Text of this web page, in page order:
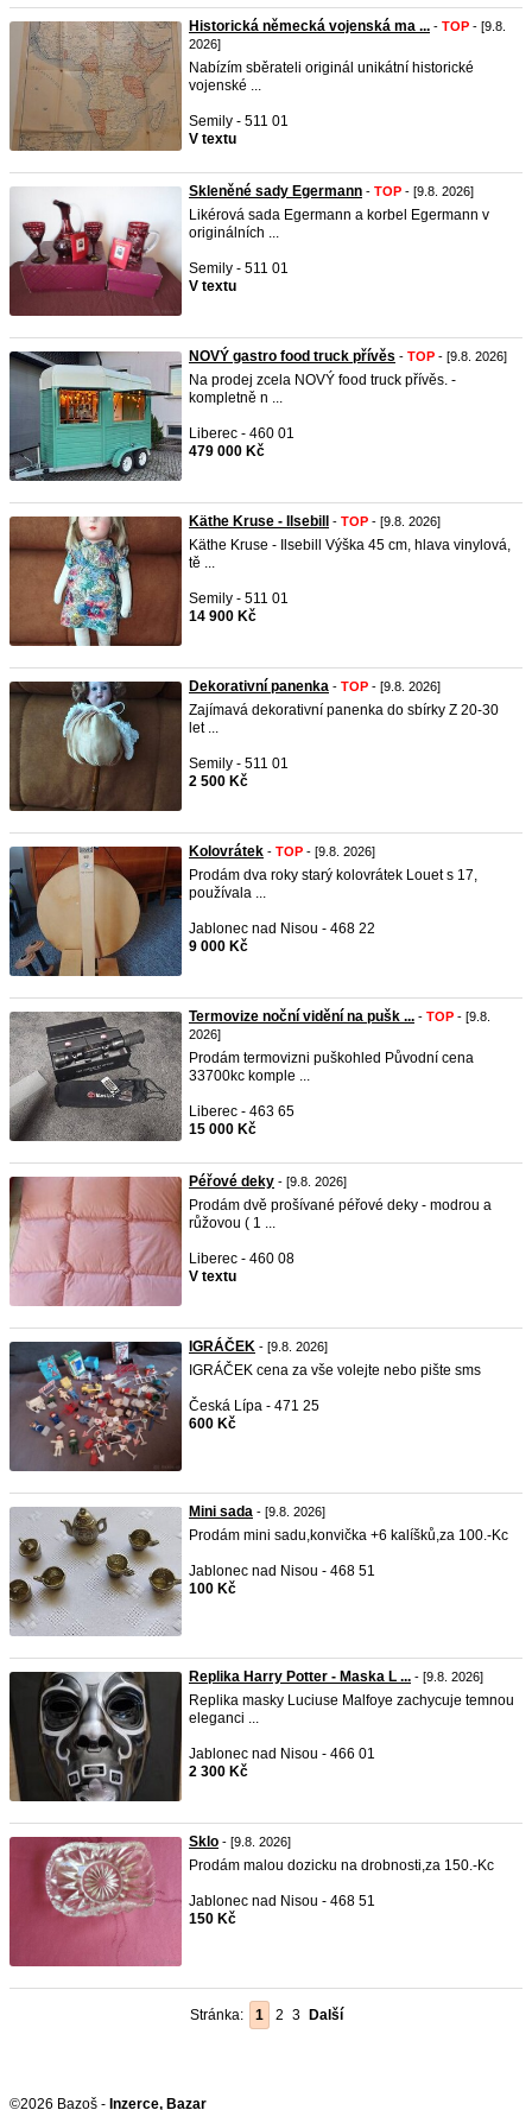
Historická německá vojenská ma ... - TOP - [9.8.
2026]
Nabízím sběrateli originál unikátní historické
vojenské ...
Semily - 511 01
V textu
Skleněné sady Egermann - TOP - [9.8. 2026]
Likérová sada Egermann a korbel Egermann v
originálních ...
Semily - 511 01
V textu
NOVÝ gastro food truck přívěs - TOP - [9.8. 2026]
Na prodej zcela NOVÝ food truck přívěs. -
kompletně n ...
Liberec - 460 01
479 000 Kč
Käthe Kruse - Ilsebill - TOP - [9.8. 2026]
Käthe Kruse - Ilsebill Výška 45 cm, hlava vinylová,
tě ...
Semily - 511 01
14 900 Kč
Dekorativní panenka - TOP - [9.8. 2026]
Zajímavá dekorativní panenka do sbírky Z 20-30
let ...
Semily - 511 01
2 500 Kč
Kolovrátek - TOP - [9.8. 2026]
Prodám dva roky starý kolovrátek Louet s 17,
používala ...
Jablonec nad Nisou - 468 22
9 000 Kč
Termovize noční vidění na pušk ... - TOP - [9.8.
2026]
Prodám termovizni puškohled Původní cena
33700kc komple ...
Liberec - 463 65
15 000 Kč
Péřové deky - [9.8. 2026]
Prodám dvě prošívané péřové deky - modrou a
růžovou ( 1 ...
Liberec - 460 08
V textu
IGRÁČEK - [9.8. 2026]
IGRÁČEK cena za vše volejte nebo pište sms
Česká Lípa - 471 25
600 Kč
Mini sada - [9.8. 2026]
Prodám mini sadu,konvička +6 kalíšků,za 100.-Kc
Jablonec nad Nisou - 468 51
100 Kč
Replika Harry Potter - Maska L ... - [9.8. 2026]
Replika masky Luciuse Malfoye zachycuje temnou
eleganci ...
Jablonec nad Nisou - 466 01
2 300 Kč
Sklo - [9.8. 2026]
Prodám malou dozicku na drobnosti,za 150.-Kc
Jablonec nad Nisou - 468 51
150 Kč
Stránka: 1 2 3 Další
©2026 Bazoš - Inzerce, Bazar